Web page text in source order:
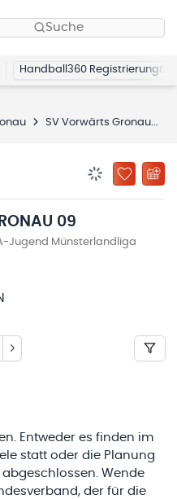
Suche
Handball360 Registrierung
SV Vorwärts Gronau 09
ZU
09
Jugend Münsterlandliga
Entweder es finden im
statt oder die Planung
Wende
der für die